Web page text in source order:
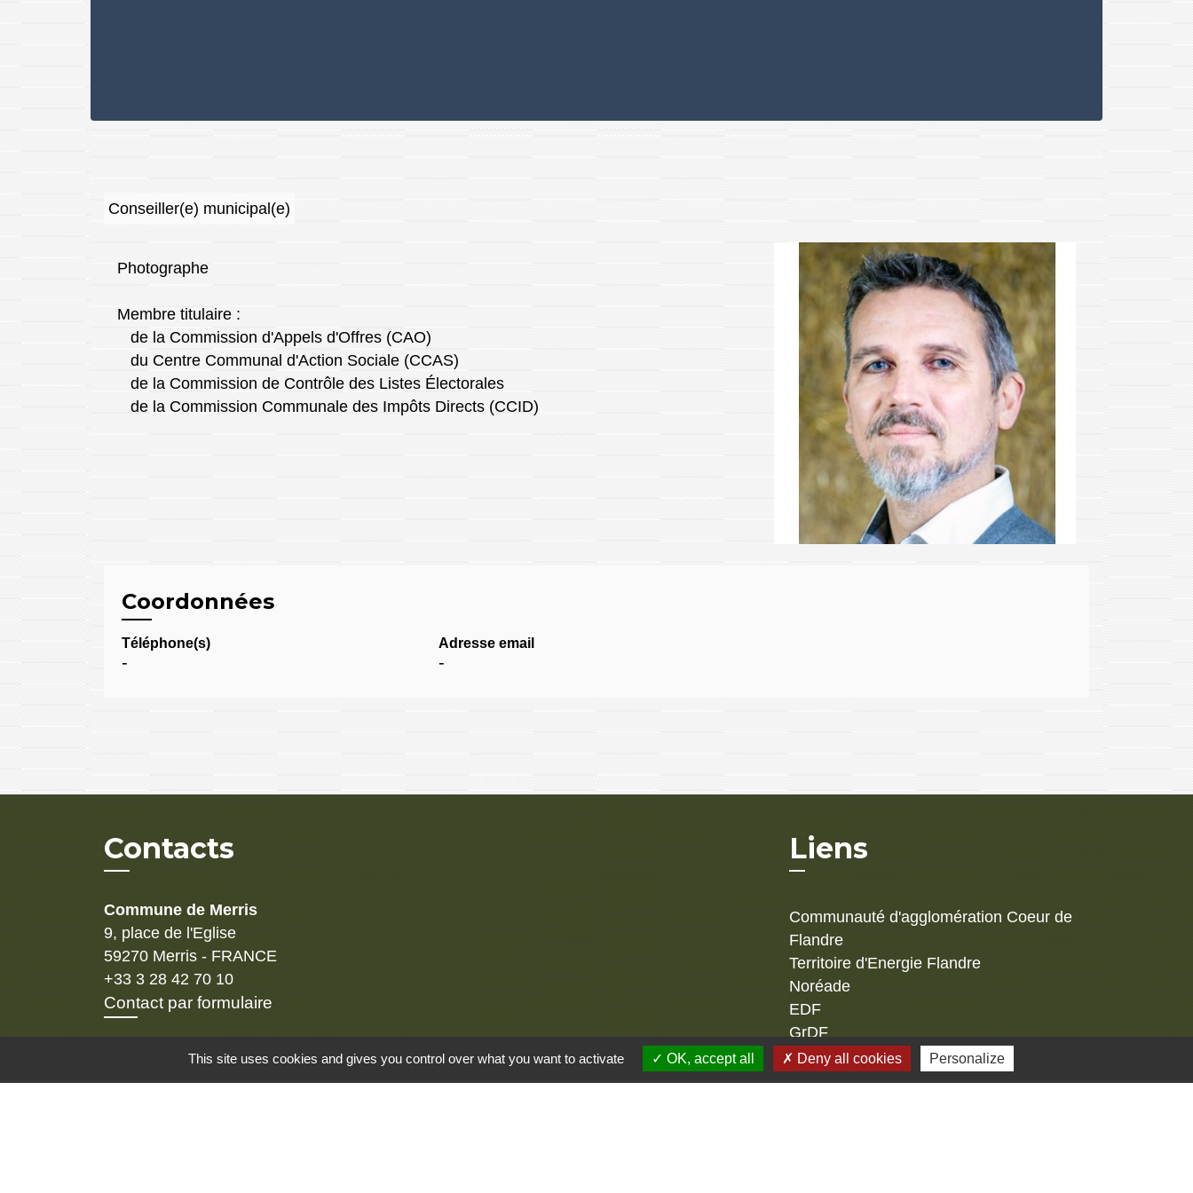
Conseiller(e) municipal(e)
Photographe
Membre titulaire :
de la Commission d'Appels d'Offres (CAO)
du Centre Communal d'Action Sociale (CCAS)
de la Commission de Contrôle des Listes Électorales
de la Commission Communale des Impôts Directs (CCID)
Coordonnées
Téléphone(s)
-
Adresse email
-
Contacts
Commune de Merris
9, place de l'Eglise
59270 Merris - FRANCE
+33 3 28 42 70 10
Contact par formulaire
Liens
Communauté d'agglomération Coeur de
Flandre
Territoire d'Energie Flandre
Noréade
EDF
GrDF
This site uses cookies and gives you control over what you want to activate OK, accept all Deny all cookies Personalize